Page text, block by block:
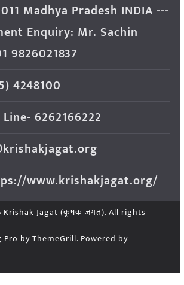
Madhya Pradesh INDIA ---
Enquiry: Mr. Sachin
9826021837
4248100
6262166222
www.krishakjagat.org/
Krishak Jagat (कृषक जगत). All rights
Pro by ThemeGrill. Powered by